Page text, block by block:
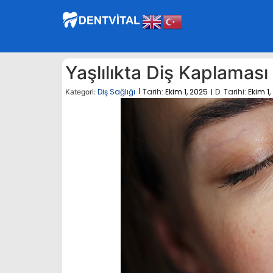
Yaşlılıkta Diş
Kategori: Diş Sağlığı Tarih: Ekim 1, 2025 D. Tarihi: Ekim